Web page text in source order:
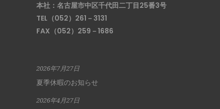
本社：名古屋市中区千代田二丁目25番3号
TEL（052）261－3131
FAX（052）259－1686
2026年7月27日
夏季休暇のお知らせ
2026年4月27日